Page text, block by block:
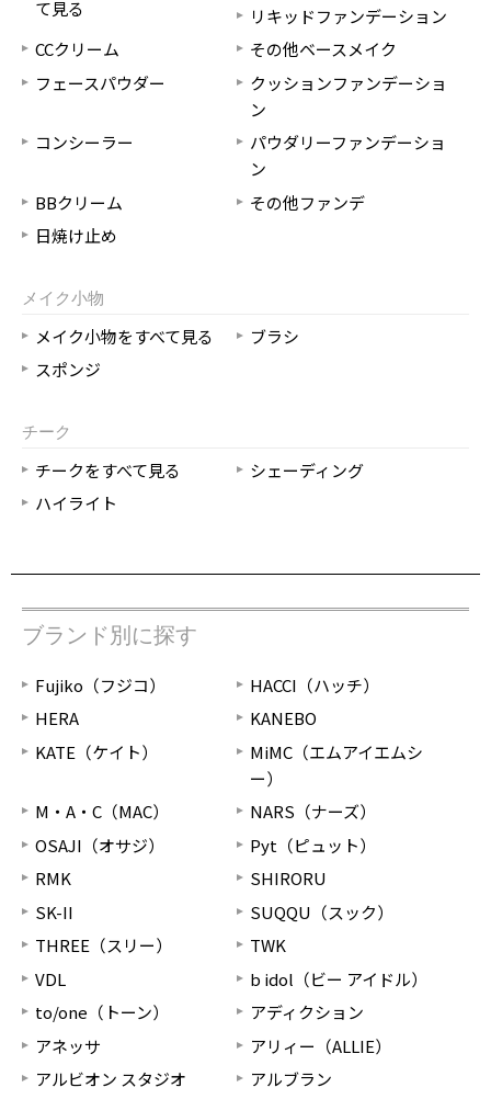
て見る
リキッドファンデーション
CCクリーム
その他ベースメイク
フェースパウダー
クッションファンデーショ
ン
コンシーラー
パウダリーファンデーショ
ン
BBクリーム
その他ファンデ
日焼け止め
メイク小物
メイク小物をすべて見る
ブラシ
スポンジ
チーク
チークをすべて見る
シェーディング
ハイライト
ブランド別に探す
Fujiko（フジコ）
HACCI（ハッチ）
HERA
KANEBO
KATE（ケイト）
MiMC（エムアイエムシ
ー）
M・A・C（MAC）
NARS（ナーズ）
OSAJI（オサジ）
Pyt（ピュット）
RMK
SHIRORU
SK-II
SUQQU（スック）
THREE（スリー）
TWK
VDL
b idol（ビー アイドル）
to/one（トーン）
アディクション
アネッサ
アリィー（ALLIE）
アルビオン スタジオ
アルブラン